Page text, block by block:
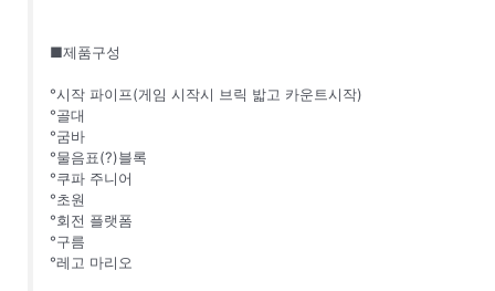
■제품구성
°시작 파이프(게임 시작시 브릭 밟고 카운트시작)
°골대
°굼바
°물음표(?)블록
°쿠파 주니어
°초원
°회전 플랫폼
°구름
°레고 마리오